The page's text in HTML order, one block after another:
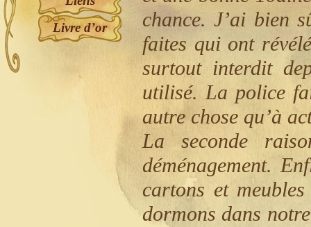
chance. J’ai bien
faites qui ont
surtout interdit
utilisé. La police
autre chose qu’à
La seconde
déménagement.
cartons et
dormons dans
Livre d’or